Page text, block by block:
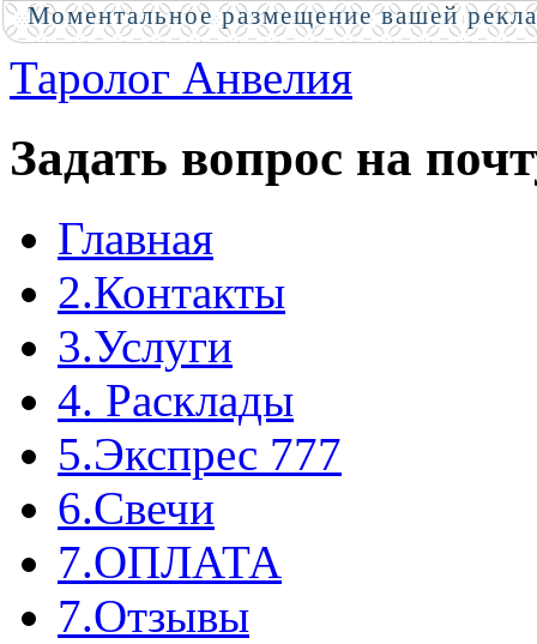
Таролог Анвелия
Задать вопрос на
Главная
2.Контакты
3.Услуги
4. Расклады
5.Экспрес 777
6.Свечи
7.ОПЛАТА
7.Отзывы
Моментальное размещение вашей